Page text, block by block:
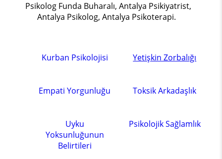
Psikolog Funda Buharalı, Antalya Psikiyatrist,
Antalya Psikolog, Antalya Psikoterapi.
Kurban Psikolojisi Yetişkin Zorbalığı
Empati Yorgunluğu Toksik Arkadaşlık
Uyku
Yoksunluğunun
Belirtileri
Psikolojik Sağlamlık